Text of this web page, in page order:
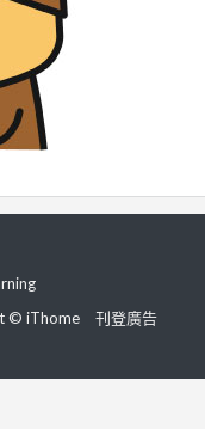
© iThome
刊登廣告